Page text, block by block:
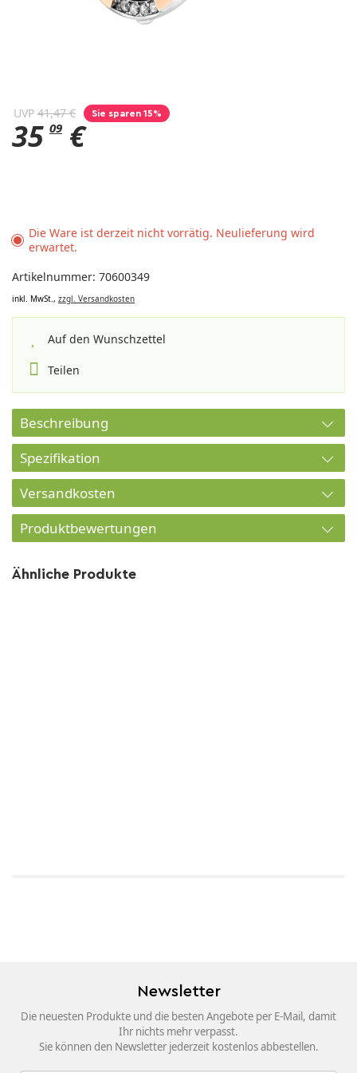
UVP 41,47 € Sie sparen 15%
35 09 €
Die Ware ist derzeit nicht vorrätig. Neulieferung wird
erwartet.
Artikelnummer: 70600349
inkl. MwSt., zzgl. Versandkosten
Auf den Wunschzettel
Teilen
Beschreibung
Spezifikation
Versandkosten
Produktbewertungen
Ähnliche Produkte
Newsletter
Die neuesten Produkte und die besten Angebote per E-Mail, damit
Ihr nichts mehr verpasst.
Sie können den Newsletter jederzeit kostenlos abbestellen.